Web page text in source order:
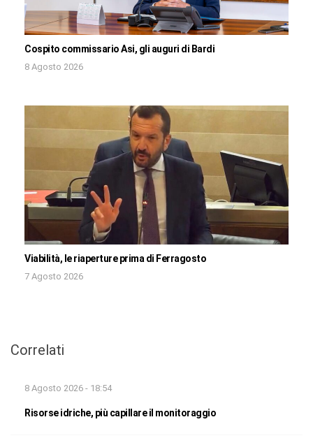
Cospito commissario Asi, gli auguri di Bardi
8 Agosto 2026
Viabilità, le riaperture prima di Ferragosto
7 Agosto 2026
Correlati
8 Agosto 2026 - 18:54
Risorse idriche, più capillare il monitoraggio